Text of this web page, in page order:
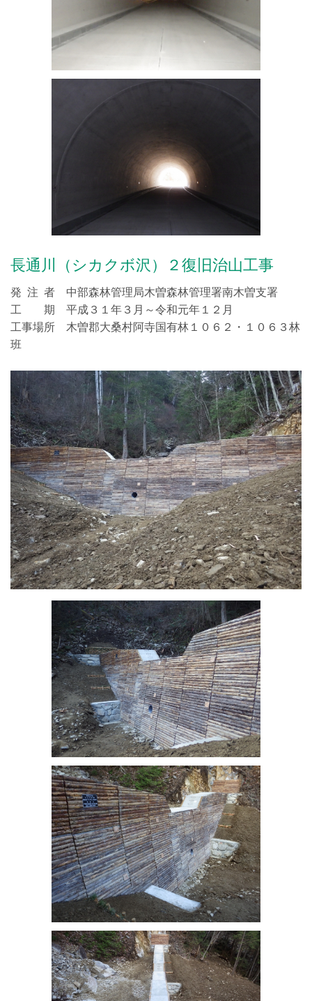
長通川（シカクボ沢）２復旧治山工事
発 注 者 中部森林管理局木曽森林管理署南木曽支署
工 期 平成３１年３月～令和元年１２月
工事場所 木曽郡大桑村阿寺国有林１０６２・１０６３林
班